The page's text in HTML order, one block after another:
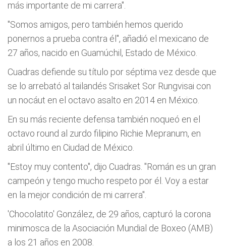
más importante de mi carrera".
"Somos amigos, pero también hemos querido
ponernos a prueba contra él", añadió el mexicano de
27 años, nacido en Guamúchil, Estado de México.
Cuadras defiende su título por séptima vez desde que
se lo arrebató al tailandés Srisaket Sor Rungvisai con
un nocáut en el octavo asalto en 2014 en México.
En su más reciente defensa también noqueó en el
octavo round al zurdo filipino Richie Mepranum, en
abril último en Ciudad de México.
"Estoy muy contento", dijo Cuadras. "Román es un gran
campeón y tengo mucho respeto por él. Voy a estar
en la mejor condición de mi carrera".
'Chocolatito' González, de 29 años, capturó la corona
minimosca de la Asociación Mundial de Boxeo (AMB)
a los 21 años en 2008.